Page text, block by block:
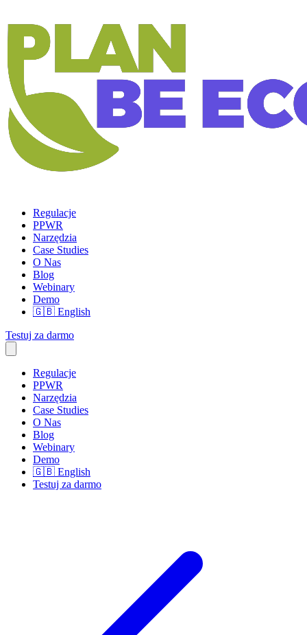
Regulacje
PPWR
Narzędzia
Case Studies
O Nas
Blog
Webinary
Demo
🇬🇧 English
Testuj za darmo
Regulacje
PPWR
Narzędzia
Case Studies
O Nas
Blog
Webinary
Demo
🇬🇧 English
Testuj za darmo